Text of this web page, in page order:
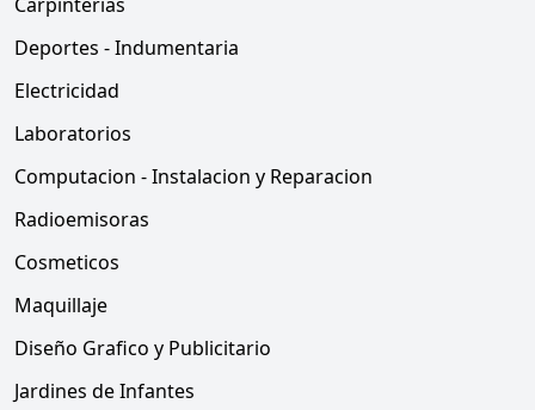
Deportes - Indumentaria
Electricidad
Laboratorios
Computacion - Instalacion y Reparacion
Radioemisoras
Cosmeticos
Maquillaje
Diseño Grafico y Publicitario
Jardines de Infantes